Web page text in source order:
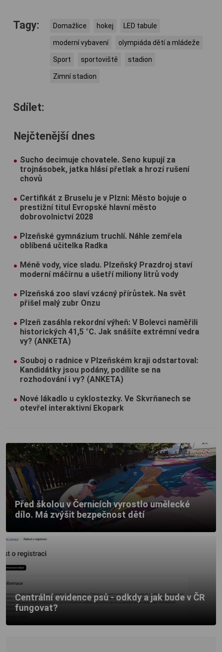
Tagy: Domažlice hokej LED tabule
moderní vybavení olympiáda dětí a mládeže
Sport sportoviště stadion
Zimní stadion
Sdílet:
Nejčtenější dnes
Sucho decimuje chovatele. Seno kupují za
trojnásobek, jatka hlásí přetlak a hrozí rušení
chovů
Certifikát z Bruselu je v Plzni: Město bojuje o
prestižní titul Evropské hlavní město
dobrovolnictví 2028
Plzeňské gymnázium truchlí. Náhle zemřela
oblíbená učitelka Radka
Méně vody, více sladu. Plzeňský Prazdroj staví
moderní máčírnu a ušetří miliony litrů vody
Plzeňská zoo slaví vzácný přírůstek. Na svět
přišel malý zubr Onzu
Plzeň zasáhla rekordní výheň: V Bolevci naměřili
historických 41,5 °C. Jak snášíte extrémní vedra
vy? (ANKETA)
Souboj o radnice v Plzeňském kraji odstartoval:
Kandidátky jsou podány, podílíte se na
rozhodování i vy? (ANKETA)
Nové lákadlo u cyklostezky. Ve Skvrňanech se
otevřel interaktivní Ekopark
Před školou v Černicích vyrostlo umělecké
dílo. Má zvýšit bezpečnost dětí
Centrální evidence psů - odkdy a jak bude v ČR
fungovat?